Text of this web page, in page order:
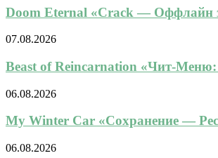
Doom Eternal «Crack — Оффлайн
07.08.2026
Beast of Reincarnation «Чит-
06.08.2026
My Winter Car «Сохранение —
06.08.2026